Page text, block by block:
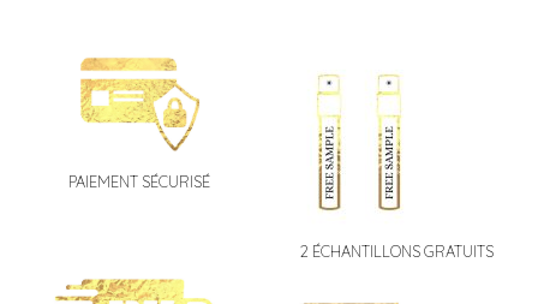
PAIEMENT SÉCURISÉ
2 ÉCHANTILLONS GRATUITS